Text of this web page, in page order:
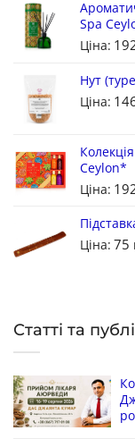
Spa
Ціна:
Нут
Ціна:
Ceylon*
Ціна:
Ціна: 75
Статті та